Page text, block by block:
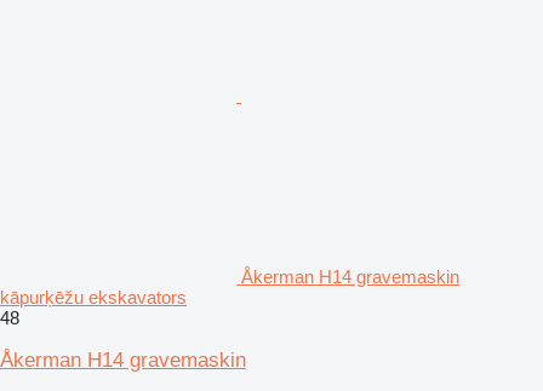
Åkerman H14 gravemaskin
kāpurķēžu ekskavators
48
Åkerman H14 gravemaskin